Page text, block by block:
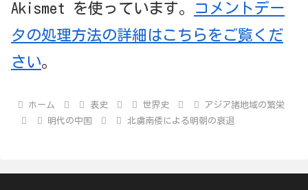
Akismet を使っています。
コメントデー
タの処理方法の詳細はこちらをご覧くだ
さい。
ホーム 表史 世界史
アジア諸地域の繁栄
明代の中国
北虜南倭による明朝の衰退